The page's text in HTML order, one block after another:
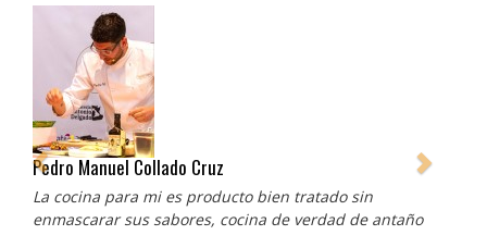
Albert Adrià
Redes sociales:
https://www.instagram.com/enigma_albertadria/